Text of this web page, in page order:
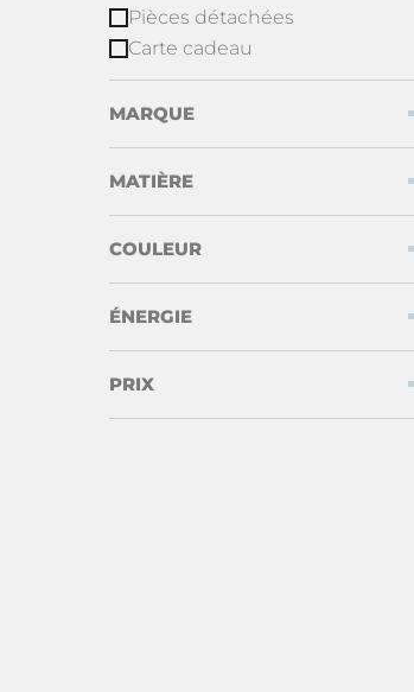
Pièces détachées
Carte cadeau
MARQUE
MATIÈRE
COULEUR
ÉNERGIE
PRIX